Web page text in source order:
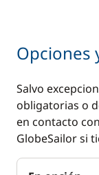
Opciones
Salvo
obligatorias o
en contacto
GlobeSailor si